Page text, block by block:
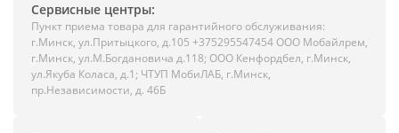
Сервисные центры:
Пункт приема товара для гарантийного обслуживания:
г.Минск, ул.Притыцкого, д.105 +375295547454 ООО Мобайлрем,
г.Минск, ул.М.Богдановича д.118; ООО Кенфордбел, г.Минск,
ул.Якуба Коласа, д.1; ЧТУП МобиЛАБ, г.Минск,
пр.Независимости, д. 46Б